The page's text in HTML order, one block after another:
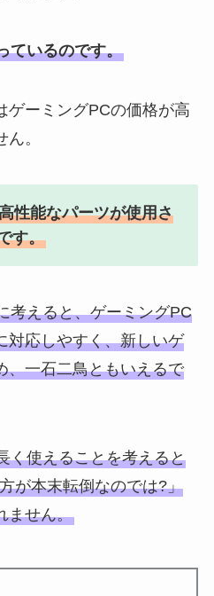
ているのです。
ゲーミングPCの価格が高
。
性能なパーツが使用さ
す。
考えると、ゲーミングPC
対応しやすく、新しいゲ
、一石二鳥ともいえるで
く使えることを考えると
が本末転倒なのでは?」
ません。